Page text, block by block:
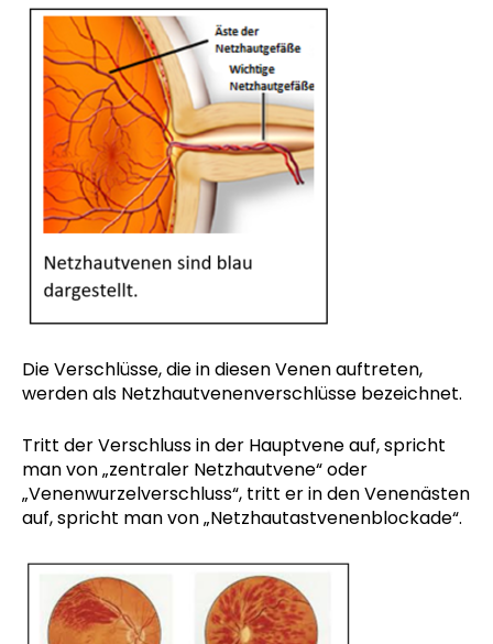
Die Verschlüsse, die in diesen Venen auftreten,
werden als Netzhautvenenverschlüsse bezeichnet.
Tritt der Verschluss in der Hauptvene auf, spricht
man von „zentraler Netzhautvene“ oder
„Venenwurzelverschluss“, tritt er in den Venenästen
auf, spricht man von „Netzhautastvenenblockade“.